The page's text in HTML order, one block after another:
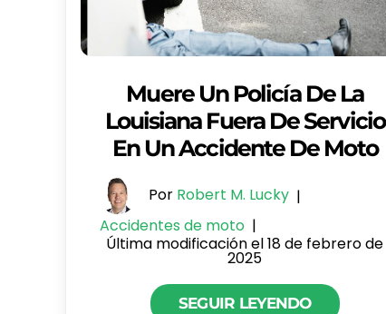
Muere Un Policía De La
Louisiana Fuera De Servicio
En Un Accidente De Moto
Por Robert M. Lucky |
Accidentes de moto |
Última modificación el 18 de febrero de
2025
SEGUIR LEYENDO